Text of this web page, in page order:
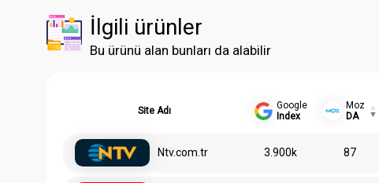
İlgili ürünler
Bu ürünü alan bunları da alabilir
Site Adı
Google
Index
Moz
DA
Ntv.com.tr 3.900k 87